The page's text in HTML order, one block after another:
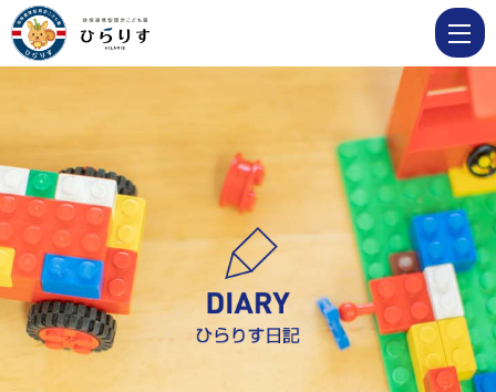
で
子 Page
14
|
学
校
法